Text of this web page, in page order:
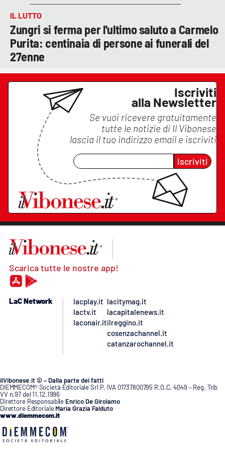
IL LUTTO
Zungri si ferma per l'ultimo saluto a Carmelo
Purita: centinaia di persone ai funerali del
27enne
Iscriviti
alla Newsletter
Se vuoi ricevere gratuitamente
tutte le notizie di Il Vibonese
lascia il tuo indirizzo email e iscriviti
Iscriviti
Scarica tutte le nostre app!
LaC Network
lacplay.it
lactv.it
laconair.it
lacitymag.it
lacapitalenews.it
ilreggino.it
cosenzachannel.it
catanzarochannel.it
ilVibonese.it © – Dalla parte dei fatti
DIEMMECOM® Società Editoriale Srl P. IVA 01737800795 R.O.C. 4049 – Reg. Trib
VV n.97 del 11.12.1996
Direttore Responsabile Enrico De Girolamo
Direttore Editoriale Maria Grazia Falduto
www.diemmecom.it